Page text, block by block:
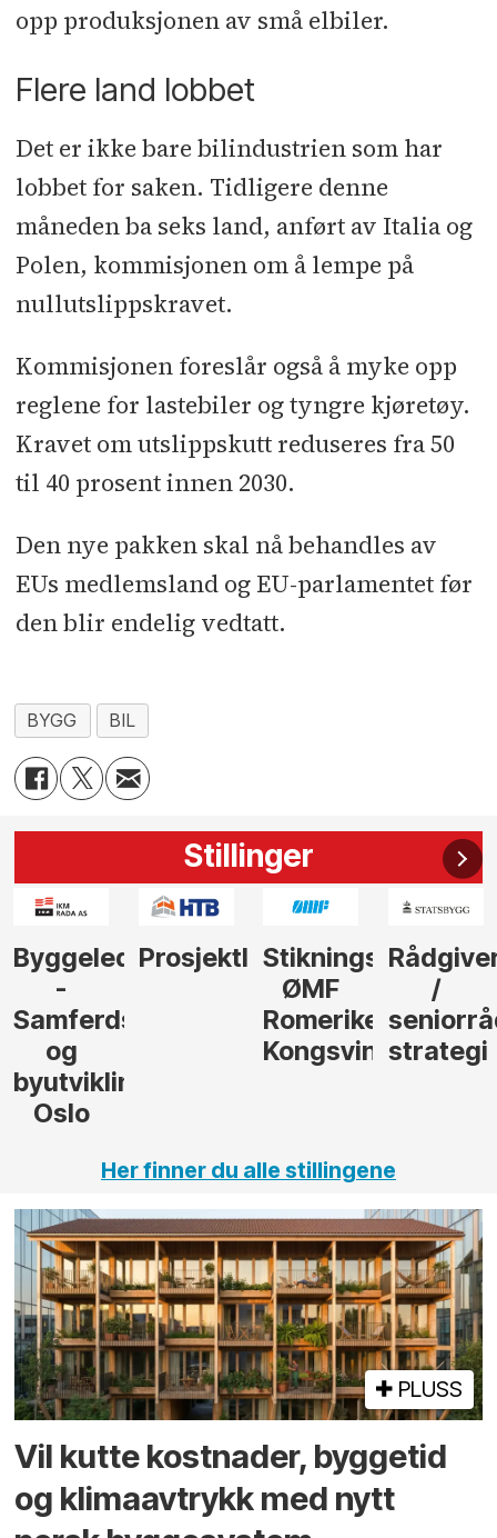
opp produksjonen av små elbiler.
Flere land lobbet
Det er ikke bare bilindustrien som har
lobbet for saken. Tidligere denne
måneden ba seks land, anført av Italia og
Polen, kommisjonen om å lempe på
nullutslippskravet.
Kommisjonen foreslår også å myke opp
reglene for lastebiler og tyngre kjøretøy.
Kravet om utslippskutt reduseres fra 50
til 40 prosent innen 2030.
Den nye pakken skal nå behandles av
EUs medlemsland og EU-parlamentet før
den blir endelig vedtatt.
BYGG BIL
Stillinger
ProsjektlederStikningsingeniør
Kongsvinger
Rådgiver
/
seniorrådgiver
strategi
til
i Gulen
Her finner du alle stillingene
PLUSS
Vil kutte kostnader, byggetid
og klima­avtrykk med nytt